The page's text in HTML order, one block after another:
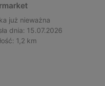
już nieważna
dnia: 15.07.2026
1,2 km